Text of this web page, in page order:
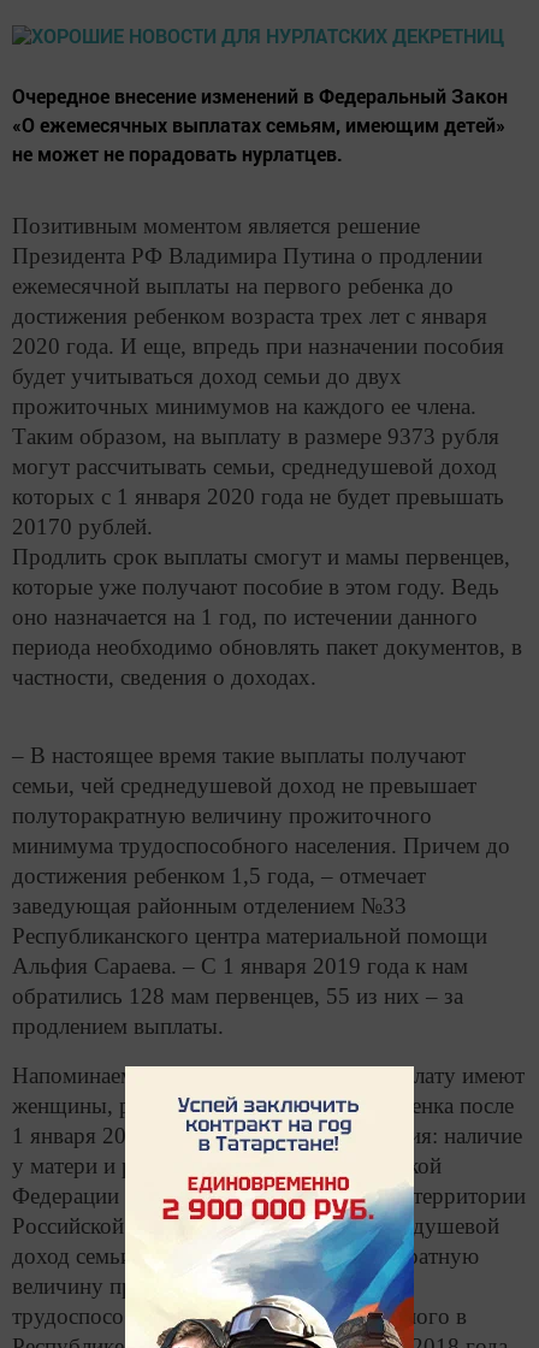
Очередное внесение изменений в Федеральный Закон
«О ежемесячных выплатах семьям, имеющим детей»
не может не порадовать нурлатцев.
Позитивным моментом является решение
Президента РФ Владимира Путина о продлении
ежемесячной выплаты на первого ребенка до
достижения ребенком возраста трех лет с января
2020 года. И еще, впредь при назначении пособия
будет учитываться доход семьи до двух
прожиточных минимумов на каждого ее члена.
Таким образом, на выплату в размере 9373 рубля
могут рассчитывать семьи, среднедушевой доход
которых с 1 января 2020 года не будет превышать
20170 рублей.
Продлить срок выплаты смогут и мамы первенцев,
которые уже получают пособие в этом году. Ведь
оно назначается на 1 год, по истечении данного
периода необходимо обновлять пакет документов, в
частности, сведения о доходах.
– В настоящее время такие выплаты получают
семьи, чей среднедушевой доход не превышает
полуторакратную величину прожиточного
минимума трудоспособного населения. Причем до
достижения ребенком 1,5 года, – отмечает
заведующая районным отделением №33
Республиканского центра материальной помощи
Альфия Сараева. – С 1 января 2019 года к нам
обратились 128 мам первенцев, 55 из них – за
продлением выплаты.
Напоминаем, право на ежемесячную выплату имеют
женщины, родившие (усыновившие) ребенка после
1 января 2018 года. Обязательные условия: наличие
у матери и ребенка гражданства Российской
Федерации и постоянное проживание на территории
Российской Федерации. При этом среднедушевой
доход семьи не должен превышать 1,5-кратную
величину прожиточного минимума
трудоспособного населения, установленного в